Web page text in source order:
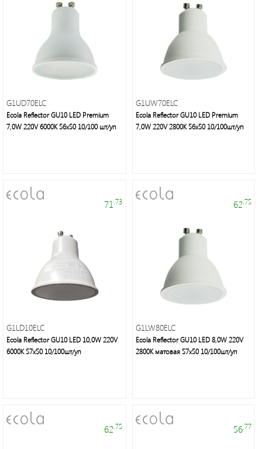
гирлянды
праздничное
освещение
торшеры,
изделия
Современное
G1UD70ELC
Ecola Reflector GU10 LED Premium
7,0W 220V 6000K 56x50 10/100 шт/уп
G1UW70ELC
Ecola Reflector GU10 LED Premium
7,0W 220V 2800K 56x50 10/100шт/уп
71 .73
G1LD10ELC
Ecola Reflector GU10 LED 10,0W 220V
6000K 57x50 10/100шт/уп
62 .75
G1LW80ELC
Ecola Reflector GU10 LED 8,0W 220V
2800K матовая 57x50 10/100шт/уп
62 .75 56 .77